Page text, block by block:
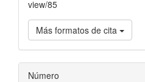
view/85
Más formatos de cita
Número